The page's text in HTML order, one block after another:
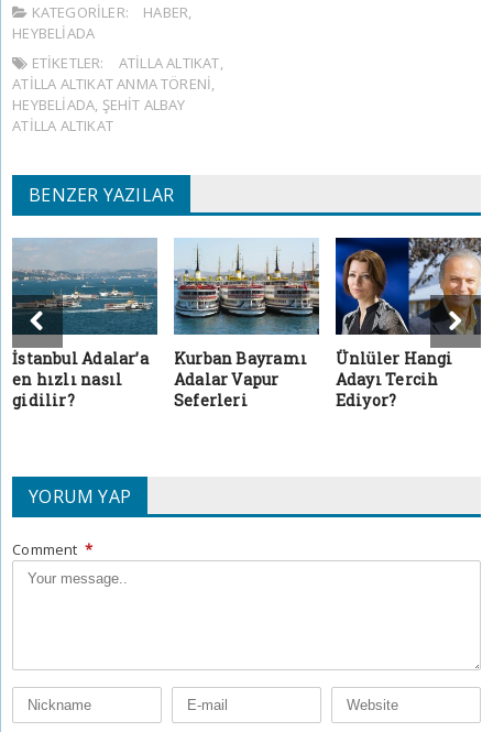
KATEGORILER: HABER,
HEYBELIADA
ETIKETLER:
ATILLA ALTIKAT,
ATILLA ALTIKAT ANMA TÖRENI,
HEYBELIADA, ŞEHIT ALBAY
ATILLA ALTIKAT
BENZER YAZILAR
İstanbul Adalar’a
en hızlı nasıl
gidilir?
Kurban Bayramı
Adalar Vapur
Seferleri
Ünlüler Hangi
Adayı Tercih
Ediyor?
YORUM YAP
Comment *